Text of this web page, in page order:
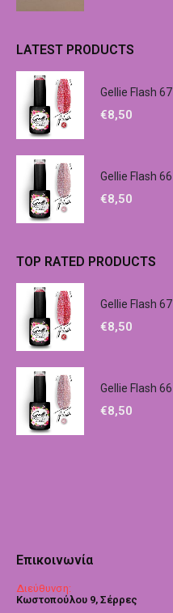
LATEST PRODUCTS
Gellie Flash 67
€8,50
Gellie Flash 66
€8,50
TOP RATED PRODUCTS
Gellie Flash 67
€8,50
Gellie Flash 66
€8,50
Επικοινωνία
Διεύθυνση:
Κωστοπούλου 9, Σέρρες